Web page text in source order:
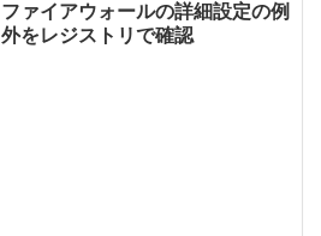
ファイアウォールの詳細設定の例
外をレジストリで確認